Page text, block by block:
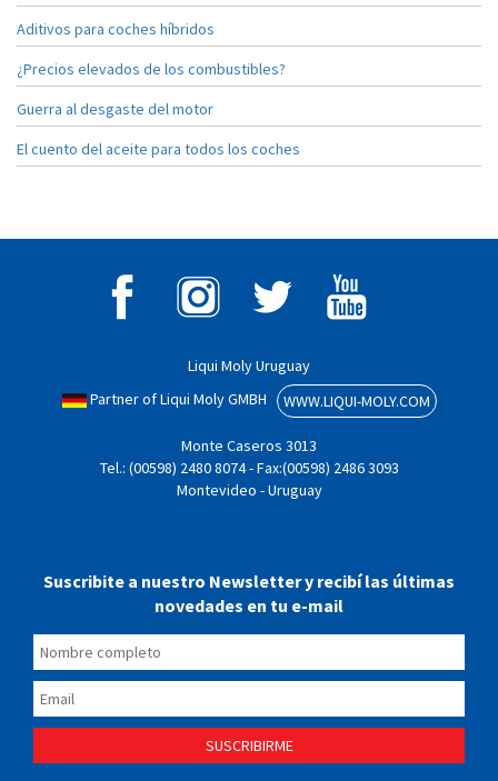
Aditivos para coches híbridos
¿Precios elevados de los combustibles?
Guerra al desgaste del motor
El cuento del aceite para todos los coches
Liqui Moly Uruguay
Partner of Liqui Moly GMBH
WWW.LIQUI-MOLY.COM
Monte Caseros 3013
Tel.: (00598) 2480 8074 - Fax:(00598) 2486 3093
Montevideo - Uruguay
Suscribite a nuestro Newsletter y recibí las últimas
novedades en tu e-mail